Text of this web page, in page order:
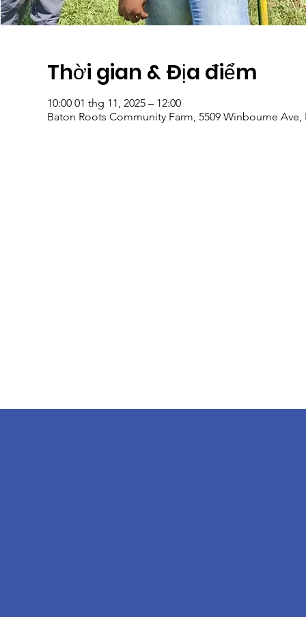
Thời gian & Địa điểm
10:00 01 thg 11, 2025 – 12:00
Baton Roots Community Farm, 5509 Winbourne Ave,